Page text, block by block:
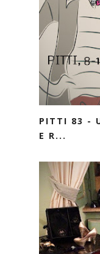
PITTI 83 -
E R...